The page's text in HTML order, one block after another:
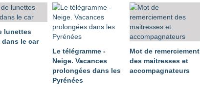
lunettes
le car
Le télégramme -
Neige. Vacances
prolongées dans les
Pyrénées
Mot de remerciement
des maitresses et
accompagnateurs